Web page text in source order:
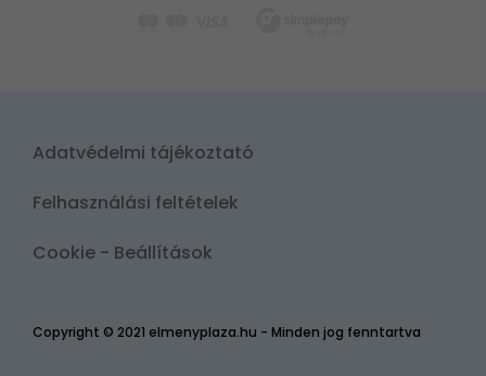
Copyright © 2021 elmenyplaza.hu - Minden jog fenntartva
Adatvédelmi tájékoztató
Felhasználási feltételek
Cookie - Beállítások